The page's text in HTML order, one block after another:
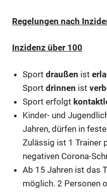
Regelungen nach
Inzidenz über 100
Sportdraußen ist
Sportdrinnen ist
Sport erfolgt
Kinder- und
Jahren, dürfen in
Zulässig ist 1 Trainer
negativen Corona-
Ab 15 Jahren ist das
möglich. 2 Personen